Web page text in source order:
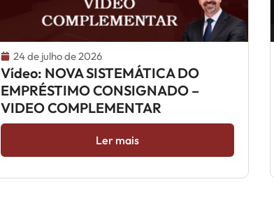
24 de julho de 2026
Vídeo: NOVA SISTEMÁTICA DO
EMPRÉSTIMO CONSIGNADO –
VIDEO COMPLEMENTAR
Ler mais